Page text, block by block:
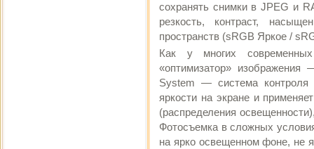
сохранять снимки в JPEG и
резкость, контраст,
пространств (sRGB Яркое /
Как у многих
«оптимизатор»
System — система контроля
яркости на экране и
(распределения
Фотосъемка в сложных
на ярко освещенном фоне, не